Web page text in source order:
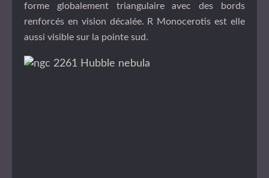
forme globalement triangulaire avec des bords
renforcés en vision décalée. R Monocerotis est elle
aussi visible sur la pointe sud.